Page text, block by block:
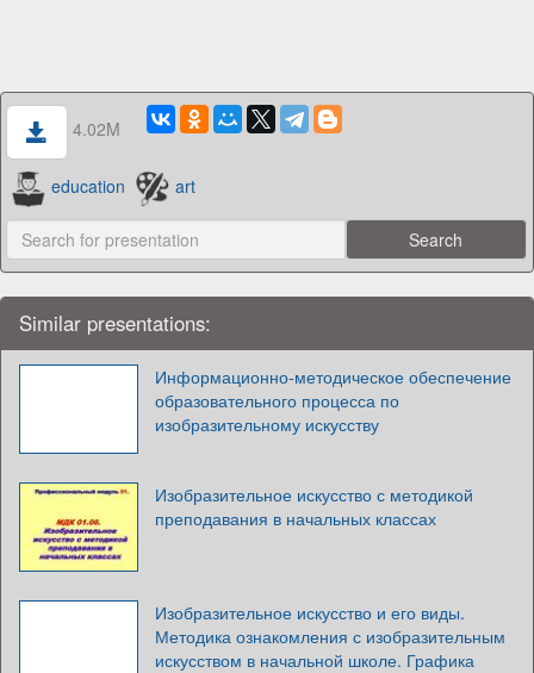
4.02M
education art
Similar presentations:
Информационно-методическое обеспечение
образовательного процесса по
изобразительному искусству
Изобразительное искусство с методикой
преподавания в начальных классах
Изобразительное искусство и его виды.
Методика ознакомления с изобразительным
искусством в начальной школе. Графика